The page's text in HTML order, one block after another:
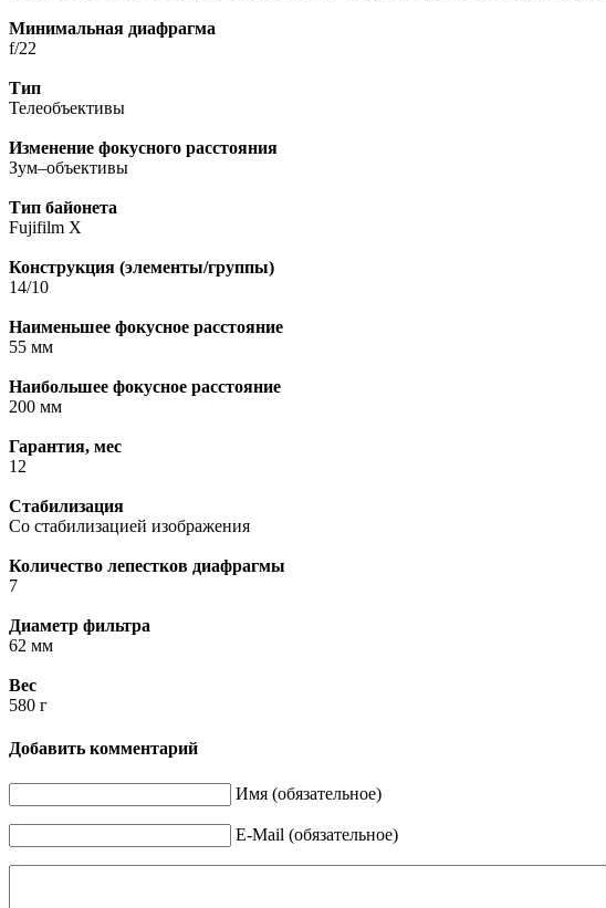
Минимальная диафрагма
f/22
Тип
Телеобъективы
Изменение фокусного расстояния
Зум–объективы
Тип байонета
Fujifilm X
Конструкция (элементы/группы)
14/10
Наименьшее фокусное расстояние
55 мм
Наибольшее фокусное расстояние
200 мм
Гарантия, мес
12
Стабилизация
Со стабилизацией изображения
Количество лепестков диафрагмы
7
Диаметр фильтра
62 мм
Вес
580 г
Добавить комментарий
Имя (обязательное)
E-Mail (обязательное)